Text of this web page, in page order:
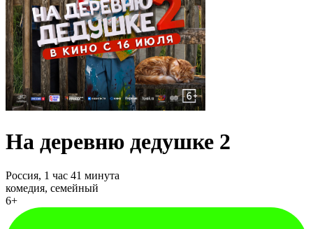
На деревню дедушке 2
Россия, 1 час 41 минута
комедия, семейный
6+